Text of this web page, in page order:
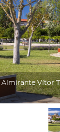
Almirante Vítor